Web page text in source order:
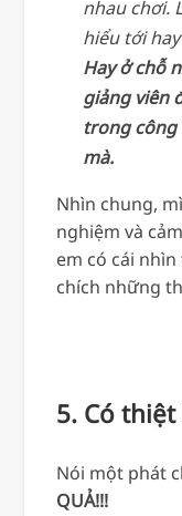
nhau chơi.
hiểu tới
Hay ở chỗ
giảng viên
trong công
mà.
Nhìn chung,
nghiệm và
em có cái
chích những
5. Có
Nói một phát
QUẢ!!!